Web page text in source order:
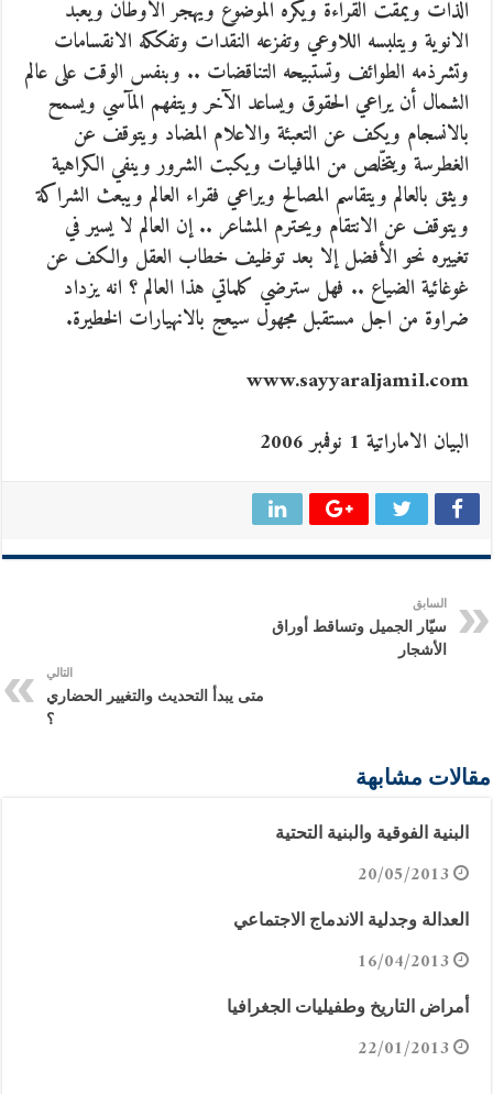
الذات ويمقت القراءة ويكره الموضوع ويهجر الأوطان ويعبد
الانوية ويتلبسه اللاوعي وتفزعه النقدات وتفككه الانقسامات
وتشرذمه الطوائف وتستبيحه التناقضات .. وبنفس الوقت على عالم
الشمال أن يراعي الحقوق ويساعد الآخر ويتفهم المآسي ويسمح
بالانسجام ويكف عن التعبئة والاعلام المضاد ويتوقف عن
الغطرسة ويتخّلص من المافيات ويكبت الشرور وينفي الكراهية
ويثق بالعالم ويتقاسم المصالح ويراعي فقراء العالم ويبعث الشراكة
ويتوقف عن الانتقام ويحترم المشاعر .. إن العالم لا يسير في
تغييره نحو الأفضل إلا بعد توظيف خطاب العقل والكف عن
غوغائية الضياع .. فهل سترضي كلماتي هذا العالم ؟ انه يزداد
ضراوة من اجل مستقبل مجهول سيعج بالانهيارات الخطيرة.
www.sayyaraljamil.com
البيان الاماراتية 1 نوفمبر 2006
السابق
سيّار الجميل وتساقط أوراق
الأشجار
التالي
متى يبدأ التحديث والتغيير الحضاري
؟
مقالات مشابهة
البنية الفوقية والبنية التحتية
20/05/2013
العدالة وجدلية الاندماج الاجتماعي
16/04/2013
أمراض التاريخ وطفيليات الجغرافيا
22/01/2013